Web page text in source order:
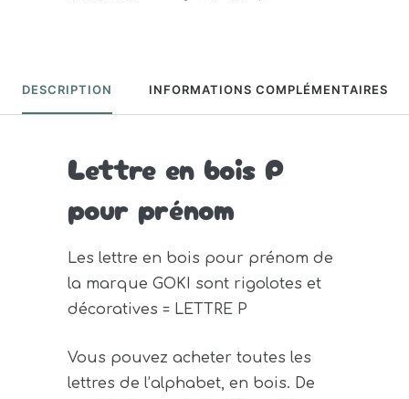
DESCRIPTION INFORMATIONS COMPLÉMENTAIRES
Lettre en bois P
pour prénom
Les lettre en bois pour prénom de
la marque GOKI sont rigolotes et
décoratives = LETTRE P
Vous pouvez acheter toutes les
lettres de l’alphabet, en bois. De